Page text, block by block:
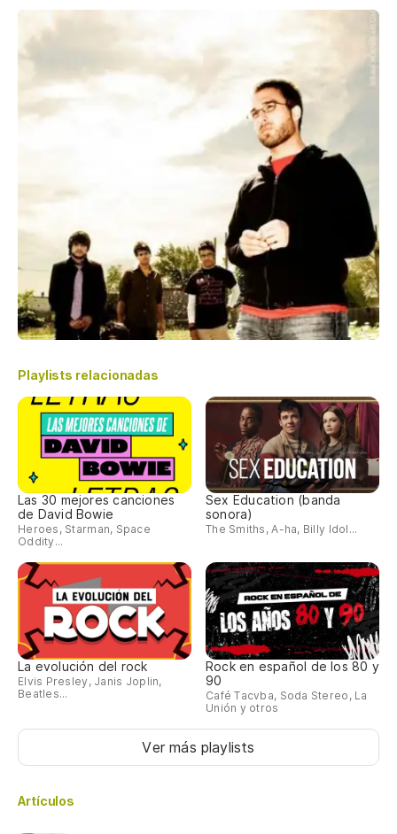
Playlists relacionadas
Las 30 mejores canciones
de David Bowie
Heroes, Starman, Space
Oddity...
Sex Education (banda
sonora)
The Smiths, A-ha, Billy Idol...
La evolución del rock
Elvis Presley, Janis Joplin,
Beatles...
Rock en español de los 80 y
90
Café Tacvba, Soda Stereo, La
Unión y otros
Ver más playlists
Artículos